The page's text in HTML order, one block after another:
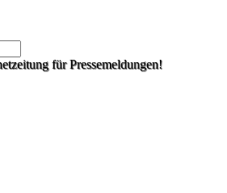
für Pressemeldungen!